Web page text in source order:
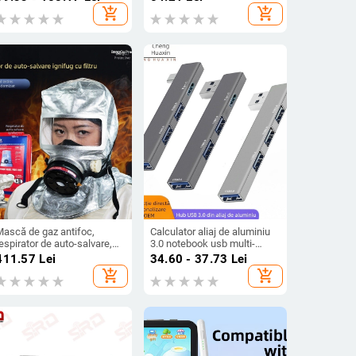
add_shopping_cart
(4.5V), potrivită pentru
intrare, fără funcții
add_shopping_cart
de gaz antifoc,
de auto-salvare,
de evacuare pentru
fum și incendiu, pentru uz
Lei
add_shopping_cart
Calculator aliaj de aluminiu
3.0 notebook usb multi-
interfață typec expansiune
dock wireless hub cablu
splitter
34.60 - 37.73 Lei
add_shopping_cart